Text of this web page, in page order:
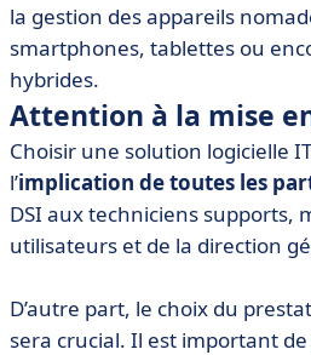
la gestion des appareils
smartphones, tablettes ou
hybrides.
Attention à la mise
Choisir une solution logicielle
l’implication de toutes les
DSI aux techniciens supports,
utilisateurs et de la direction
D’autre part, le choix du
sera crucial. Il est important